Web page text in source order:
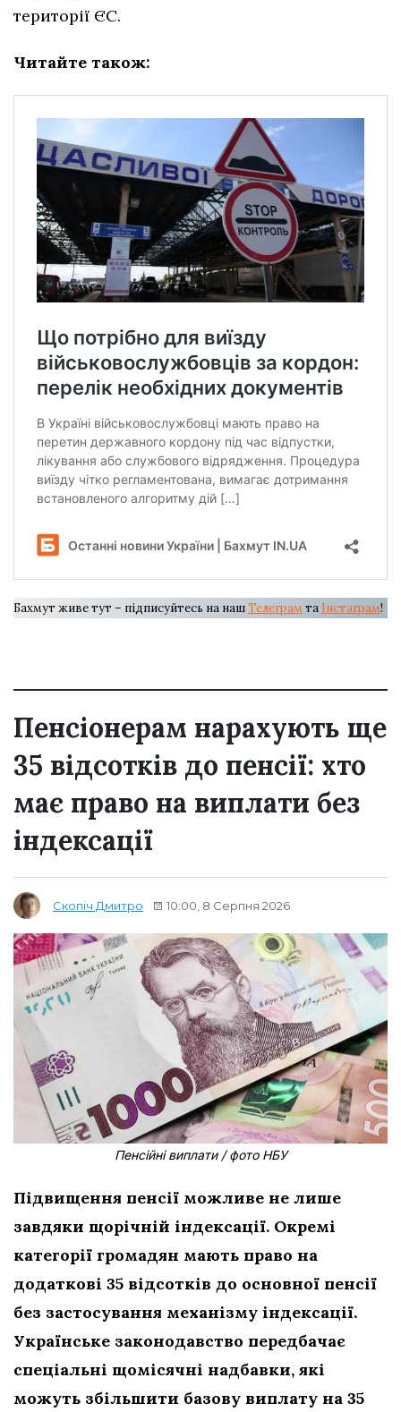
території ЄС.
Читайте також:
Бахмут живе тут – підписуйтесь на нашТелеграм та Інстаграм!
Пенсіонерам нарахують ще
35 відсотків до пенсії: хто
має право на виплати без
індексації
Скопіч Дмитро 10:00, 8 Серпня 2026
Пенсійні виплати / фото НБУ
Підвищення пенсії можливе не лише
завдяки щорічній індексації. Окремі
категорії громадян мають право на
додаткові 35 відсотків до основної пенсії
без застосування механізму індексації.
Українське законодавство передбачає
спеціальні щомісячні надбавки, які
можуть збільшити базову виплату на 35